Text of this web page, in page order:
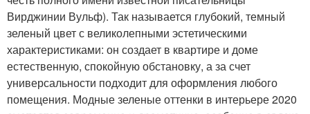
Вирджинии Вульф). Так называется глубокий, темный
зеленый цвет с великолепными эстетическими
характеристиками: он создает в квартире и доме
естественную, спокойную обстановку, а за счет
универсальности подходит для оформления любого
помещения. Модные зеленые оттенки в интерьере 2020